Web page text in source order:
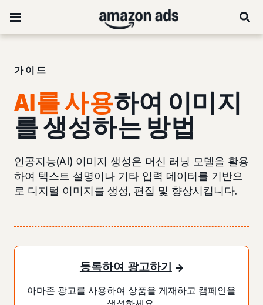
가이드
AI를 사용하여 이미지
를 생성하는 방법
인공지능(AI) 이미지 생성은 머신 러닝 모델을 활용
하여 텍스트 설명이나 기타 입력 데이터를 기반으
로 디지털 이미지를 생성, 편집 및 향상시킵니다.
등록하여 광고하기
아마존 광고를 사용하여 상품을 게재하고 캠페인을